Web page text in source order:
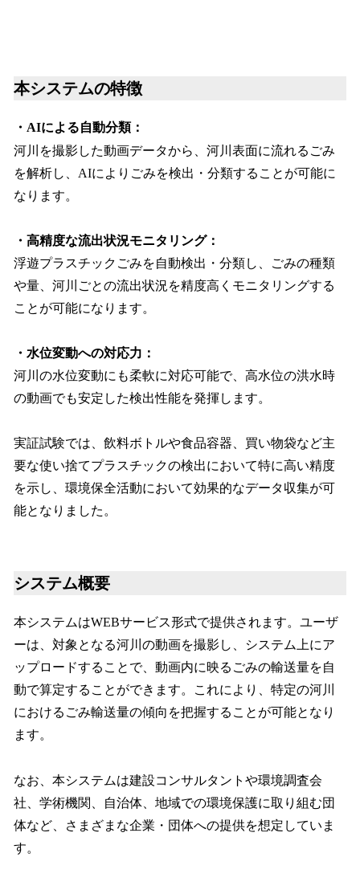
本システムの特徴
・AIによる自動分類：
河川を撮影した動画データから、河川表面に流れるごみ
を解析し、AIによりごみを検出・分類することが可能に
なります。
・高精度な流出状況モニタリング：
浮遊プラスチックごみを自動検出・分類し、ごみの種類
や量、河川ごとの流出状況を精度高くモニタリングする
ことが可能になります。
・水位変動への対応力：
河川の水位変動にも柔軟に対応可能で、高水位の洪水時
の動画でも安定した検出性能を発揮します。
実証試験では、飲料ボトルや食品容器、買い物袋など主
要な使い捨てプラスチックの検出において特に高い精度
を示し、環境保全活動において効果的なデータ収集が可
能となりました。
システム概要
本システムはWEBサービス形式で提供されます。ユーザ
ーは、対象となる河川の動画を撮影し、システム上にア
ップロードすることで、動画内に映るごみの輸送量を自
動で算定することができます。これにより、特定の河川
におけるごみ輸送量の傾向を把握することが可能となり
ます。
なお、本システムは建設コンサルタントや環境調査会
社、学術機関、自治体、地域での環境保護に取り組む団
体など、さまざまな企業・団体への提供を想定していま
す。